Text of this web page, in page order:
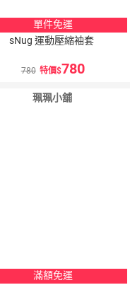
單件免運
sNug 運動壓縮袖套
780 特價 780
珮珮小舖
滿額免運